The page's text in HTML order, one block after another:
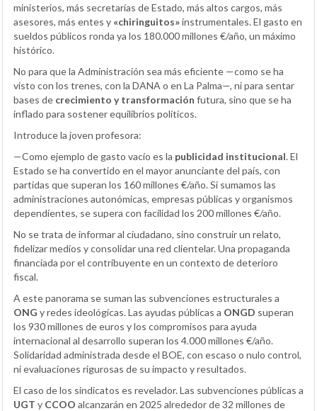
ministerios, más secretarías de Estado, más altos cargos, más
asesores, más entes y «chiringuitos»instrumentales. El gasto en
sueldos públicos ronda ya los 180.000 millones €/año, un máximo
histórico.
No para que la Administración sea más eficiente —como se ha
visto con los trenes, con la DANA o en La Palma—, ni para sentar
bases de crecimiento y transformación futura, sino que se ha
inflado para sostener equilibrios políticos.
Introduce la joven profesora:
—Como ejemplo de gasto vacío es la publicidad institucional. El
Estado se ha convertido en el mayor anunciante del país, con
partidas que superan los 160 millones €/año. Si sumamos las
administraciones autonómicas, empresas públicas y organismos
dependientes, se supera con facilidad los 200 millones €/año.
No se trata de informar al ciudadano, sino construir un relato,
fidelizar medios y consolidar una red clientelar. Una propaganda
financiada por el contribuyente en un contexto de deterioro
fiscal.
A este panorama se suman las subvenciones estructurales a
ONG y redes ideológicas. Las ayudas públicas a ONGD superan
los 930 millones de euros y los compromisos para ayuda
internacional al desarrollo superan los 4.000 millones €/año.
Solidaridad administrada desde el BOE, con escaso o nulo control,
ni evaluaciones rigurosas de su impacto y resultados.
El caso de los sindicatos es revelador. Las subvenciones públicas a
UGT y CCOO alcanzarán en 2025 alrededor de 32 millones de